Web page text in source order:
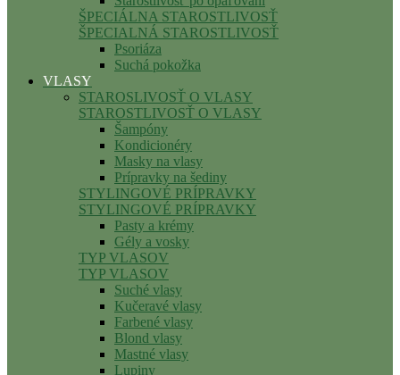
ŠPECIÁLNA STAROSTLIVOSŤ
ŠPECIALNÁ STAROSTLIVOSŤ
Psoriáza
Suchá pokožka
VLASY
STAROSLIVOSŤ O VLASY
STAROSTLIVOSŤ O VLASY
Šampóny
Kondicionéry
Masky na vlasy
Prípravky na šediny
STYLINGOVÉ PRÍPRAVKY
STYLINGOVÉ PRÍPRAVKY
Pasty a krémy
Gély a vosky
TYP VLASOV
TYP VLASOV
Suché vlasy
Kučeravé vlasy
Farbené vlasy
Blond vlasy
Mastné vlasy
Lupiny